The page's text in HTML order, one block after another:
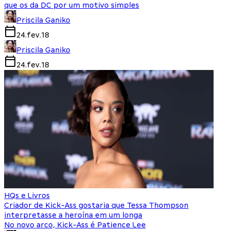
que os da DC por um motivo simples
Priscila Ganiko
24.fev.18
Priscila Ganiko
24.fev.18
HQs e Livros
Criador de Kick-Ass gostaria que Tessa Thompson
interpretasse a heroína em um longa
No novo arco, Kick-Ass é Patience Lee